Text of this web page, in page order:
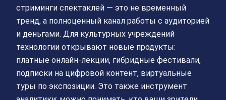
стриминги спектаклей — это не временный
тренд, а полноценный канал работы с аудиторией
и деньгами. Для культурных учреждений
технологии открывают новые продукты:
платные онлайн‑лекции, гибридные фестивали,
подписки на цифровой контент, виртуальные
туры по экспозиции. Это также инструмент